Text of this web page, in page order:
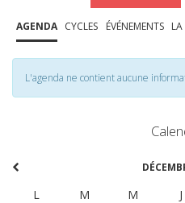
AGENDA CYCLES ÉVÉNEMENTS
L'agenda ne contient aucune
L M M J